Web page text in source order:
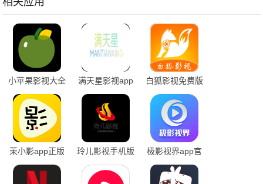
小苹果影视大全
软件新版
满天星影视app
官网版
白狐影视免费版
茉小影app正版 玲儿影视手机版
极影视界app官
方下载